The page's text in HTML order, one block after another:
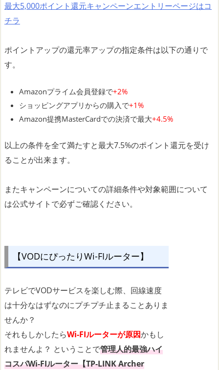
最大5,000ポイント還元キャンペーンエントリーページはコ
チラ
ポイントアップの還元率アップの指定条件は以下の通りで
す。
Amazonプライム会員登録で+2%
ショッピングアプリからの購入で+1%
Amazon提携MasterCardでの決済で最大+4.5%
以上の条件を全て満たすと最大7.5%のポイント還元を受け
ることが出来ます。
またキャンペーンについての詳細条件や対象範囲について
は公式サイトで必ずご確認ください。
【VODにぴったりWi-FIルーター】
テレビでVODサービスを楽しむ際、回線速度
は十分なはずなのにプチプチ止まることありま
せんか？
それもしかしたらWi-FIルーターが原因かもし
れませんよ？ ということで管理人的最強ハイ
コスパWi-FIルーター【TP-LINK Archer